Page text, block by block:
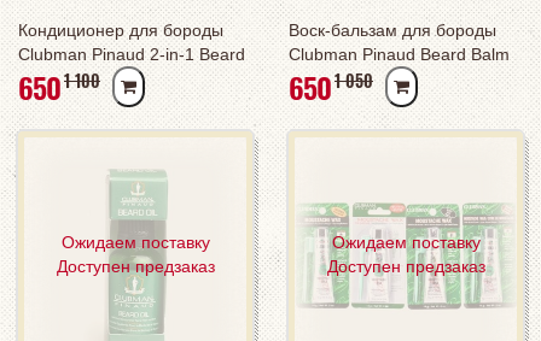
Кондиционер для бороды
Clubman Pinaud 2-in-1 Beard
Conditioner
650РУБ
1 100РУБ
Воск-бальзам для бороды
Clubman Pinaud Beard Balm
& Styling Wax
650РУБ
1 050РУБ
Ожидаем поставку
Доступен предзаказ
Ожидаем поставку
Доступен предзаказ